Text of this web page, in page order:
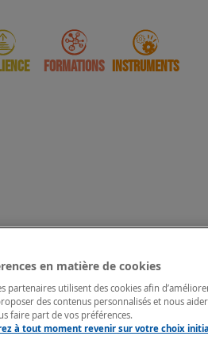
Formations Instruments
réinsertion durable des
en matière de cookies
partenaires utilisent des cookies afin
des contenus personnalisés et nous
faire part de vos préférences.
à tout moment revenir sur votre choix